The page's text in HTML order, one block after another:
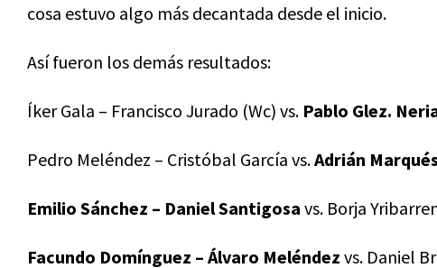
cosa estuvo algo más decantada desde el inicio.
Así fueron los demás resultados:
Íker Gala – Francisco Jurado (Wc) vs. Pablo Glez.
Pedro Meléndez – Cristóbal García vs.Adrián
Emilio Sánchez – Daniel Santigosa vs. Borja
Facundo Domínguez – Álvaro Meléndez vs. Daniel